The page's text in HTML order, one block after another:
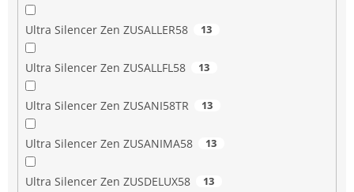
Ultra Silencer Zen ZUSALLER58 13
Ultra Silencer Zen ZUSALLFL58 13
Ultra Silencer Zen ZUSANI58TR 13
Ultra Silencer Zen ZUSANIMA58 13
Ultra Silencer Zen ZUSDELUX58 13